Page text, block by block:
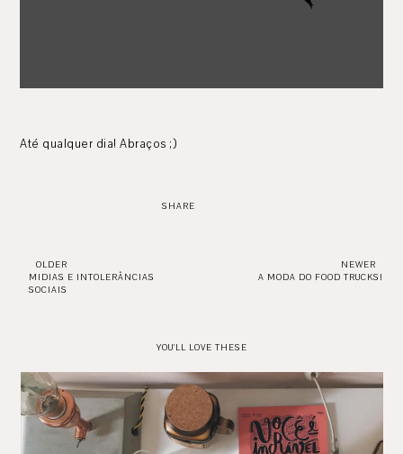
Até qualquer dia! Abraços ;)
SHARE
OLDER
MIDIAS E INTOLERÂNCIAS
SOCIAIS
NEWER
A MODA DO FOOD TRUCKS!
YOU'LL LOVE THESE